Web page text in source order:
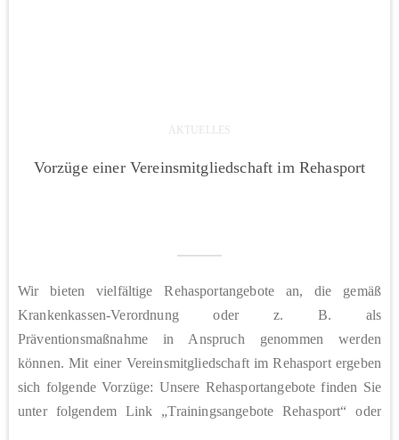
AKTUELLES
Vorzüge einer Vereinsmitgliedschaft im Rehasport
Wir bieten vielfältige Rehasportangebote an, die gemäß
Krankenkassen-Verordnung oder z. B. als
Präventionsmaßnahme in Anspruch genommen werden
können. Mit einer Vereinsmitgliedschaft im Rehasport ergeben
sich folgende Vorzüge: Unsere Rehasportangebote finden Sie
unter folgendem Link „Trainingsangebote Rehasport“ oder